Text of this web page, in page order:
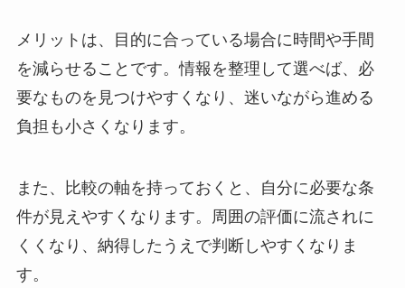
メリットは、目的に合っている場合に時間や手間
を減らせることです。情報を整理して選べば、必
要なものを見つけやすくなり、迷いながら進める
負担も小さくなります。
また、比較の軸を持っておくと、自分に必要な条
件が見えやすくなります。周囲の評価に流されに
くくなり、納得したうえで判断しやすくなりま
す。